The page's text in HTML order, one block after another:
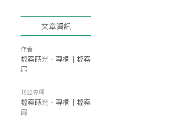
文章資訊
作者
檔案蒔光．專欄｜檔案
局
刊登專欄
檔案蒔光．專欄｜檔案
局